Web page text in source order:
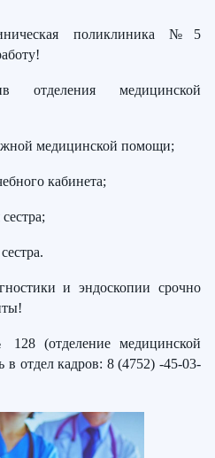
поликлиника №5
отделения медицинской
медицинской помощи;
кабинета;
и эндоскопии срочно
(отделение медицинской
отдел кадров: 8 (4752) -45-03-